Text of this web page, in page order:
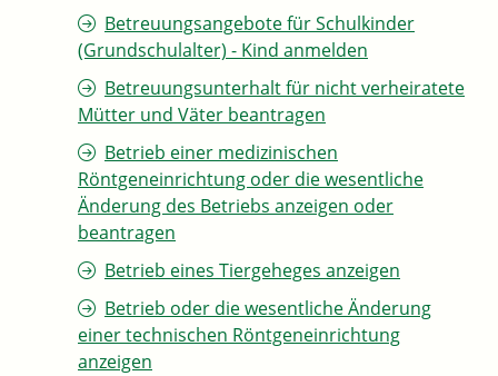
Betreuungsangebote für Schulkinder
(Grundschulalter) - Kind anmelden
Betreuungsunterhalt für nicht verheiratete
Mütter und Väter beantragen
Betrieb einer medizinischen
Röntgeneinrichtung oder die wesentliche
Änderung des Betriebs anzeigen oder
beantragen
Betrieb eines Tiergeheges anzeigen
Betrieb oder die wesentliche Änderung
einer technischen Röntgeneinrichtung
anzeigen